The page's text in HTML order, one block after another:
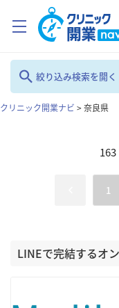
絞り込み検索を開く
フリーワード
全て
クリニック開業ナビ >奈良県
163
1
LINEで完結するオ
クリニック開業ナビと
診療圏調査